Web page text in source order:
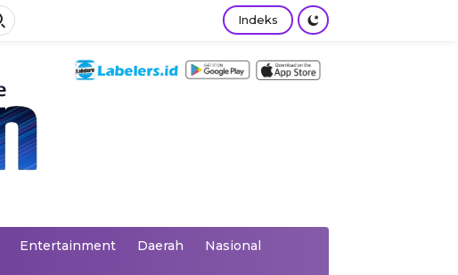
Indeks
Entertainment Daerah Nasional